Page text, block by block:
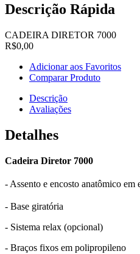
Descrição Rápida
CADEIRA DIRETOR 7000
R$0,00
Adicionar aos Favoritos
Comparar Produto
Descrição
Avaliações
Detalhes
Cadeira Diretor 7000
- Assento e encosto anatômico em
- Base giratória
- Sistema relax (opcional)
- Braços fixos em polipropileno